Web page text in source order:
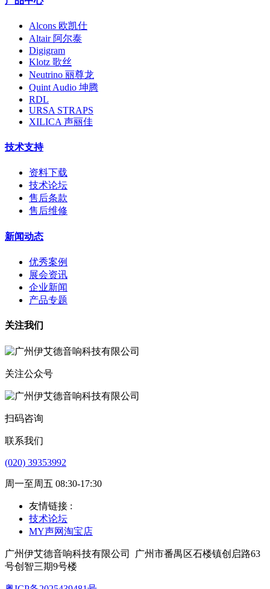
Alcons 欧凯仕
Altair 阿尔泰
Digigram
Klotz 歌丝
Neutrino 丽尊龙
Quint Audio 坤腾
RDL
URSA STRAPS
XILICA 声丽佳
技术支持
资料下载
技术论坛
售后条款
售后维修
新闻动态
优秀案例
展会资讯
企业新闻
产品专题
关注我们
关注公众号
扫码咨询
联系我们
(020) 39353992
周一至周五 08:30-17:30
友情链接 :
技术论坛
MY声网淘宝店
广州伊艾德音响科技有限公司
广州市番禺区石楼镇创启路63
号创智三期9号楼